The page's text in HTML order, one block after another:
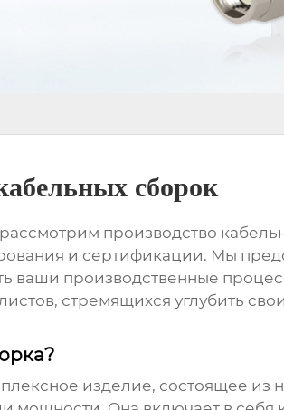
сборок
производство
и сертификации. Мы
ваши производственные
стремящихся углубить
изделие, состоящее